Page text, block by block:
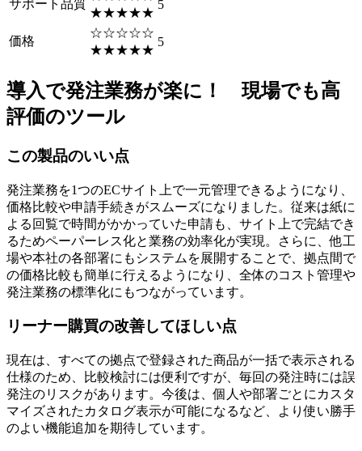
サポート品質
★★★★★
5
価格
☆☆☆☆☆
★★★★★
5
導入で発注業務が楽に！ 現場でも高
評価のツール
この製品のいい点
発注業務を1つのECサイト上で一元管理できるようになり、
価格比較や申請手続きがスムーズになりました。従来は紙に
よる回覧で時間がかかっていた申請も、サイト上で完結でき
るためペーパーレス化と業務の効率化が実現。さらに、他工
場や本社の各部署にもシステムを展開することで、拠点間で
の価格比較も簡単に行えるようになり、全体のコスト管理や
発注業務の標準化にもつながっています。
リーナー購買の改善してほしい点
現在は、すべての拠点で登録された商品が一括で表示される
仕様のため、比較検討には便利ですが、毎回の発注時には誤
発注のリスクがあります。今後は、個人や部署ごとにカスタ
マイズされたカタログ表示が可能になるなど、より使い勝手
のよい機能追加を期待しています。